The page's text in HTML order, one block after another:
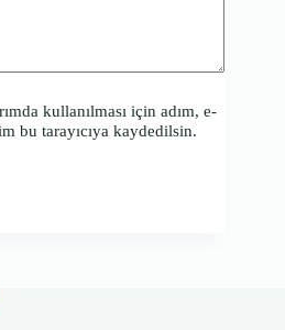
kullanılması için adım, e-
bu tarayıcıya kaydedilsin.